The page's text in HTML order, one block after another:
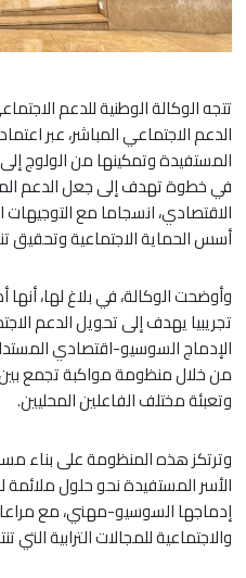
تتجه الوكالة الوطنية للدعم
الدعم الاجتماعي المباشر، عبر
المستفيدة وتمكينها من الولوج
في خطوة تهدف إلى جعل الدعم
الاقتصادي، انسجاما مع التوجيهات
أسس الحماية الاجتماعية وتحقيق
تجريبيا يهدف إلى تحويل الدعم
الإدماج السوسيو-اقتصادي
من خلال منظومة مواكبة تجمع بين
وتعبئة مختلف الفاعلين المحليين.
وترتكز هذه المنظومة على بناء
الأسر المستفيدة نحو حلول ملائمة
إدماجها السوسيو-مهني، مع
والاجتماعية للمجالات الترابية التي